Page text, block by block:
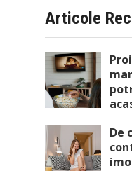
Articole
De